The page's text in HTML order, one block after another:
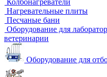
Наборы для экспресс тестов
Индикаторные трубки
Полевые и мини-лаборатории
Сорбционные трубки
Тест-комплекты
Нагревательные устройства
Колбонагреватели
Нагревательные плиты